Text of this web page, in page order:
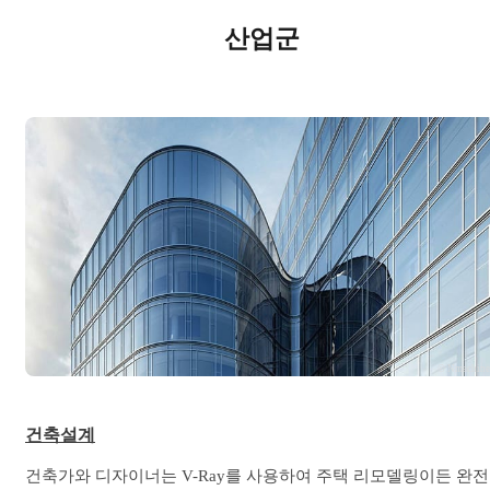
산업군
© Nmachine
건축설계
건축가와 디자이너는 V-Ray를 사용하여 주택 리모델링이든 완전